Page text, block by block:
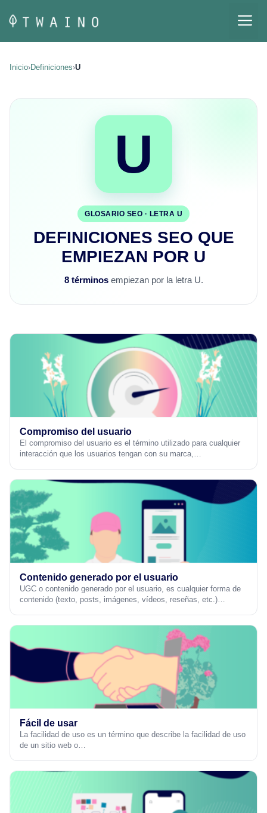
contenido
Inicio›Definiciones›U
U
GLOSARIO SEO · LETRA U
DEFINICIONES SEO QUE
EMPIEZAN POR U
8 términosempiezan por la letra U.
Compromiso del usuario
El compromiso del usuario es el término utilizado para cualquier
interacción que los usuarios tengan con su marca,…
Contenido generado por el usuario
UGC o contenido generado por el usuario, es cualquier forma de
contenido (texto, posts, imágenes, vídeos, reseñas, etc.)…
Fácil de usar
La facilidad de uso es un término que describe la facilidad de uso
de un sitio web o…